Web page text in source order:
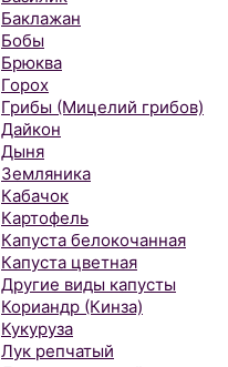
Баклажан
Бобы
Брюква
Горох
Грибы (Мицелий грибов)
Дайкон
Дыня
Земляника
Кабачок
Картофель
Капуста белокочанная
Капуста цветная
Другие виды капусты
Кориандр (Кинза)
Кукуруза
Лук репчатый